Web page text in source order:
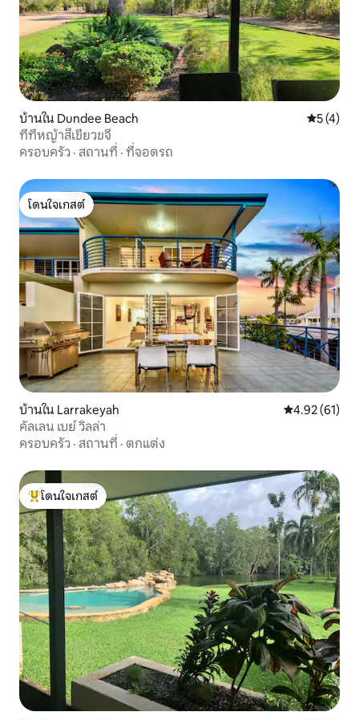
บ้านใน Dundee Beach คะแนนเฉ
5 (4)
ที่ที่หญ้าสีเขียวขจี
ครอบครัว · สถานที่ · ที่จอดรถ
โดนใจเกสต์
โดนใจเกสต์
บ้านใน Larrakeyah คะแนนเฉลี่ย
4.92 (61)
คัลเลน เบย์ วิลล่า
ครอบครัว · สถานที่ · ตกแต่ง
โดนใจเกสต์ที่สุด
โดนใจเกสต์